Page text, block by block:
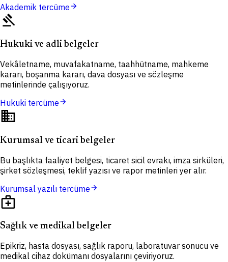
Akademik tercümearrow_forward
gavel
Hukuki ve adli belgeler
Vekâletname, muvafakatname, taahhütname, mahkeme
kararı, boşanma kararı, dava dosyası ve sözleşme
metinlerinde çalışıyoruz.
Hukuki tercümearrow_forward
domain
Kurumsal ve ticari belgeler
Bu başlıkta faaliyet belgesi, ticaret sicil evrakı, imza sirküleri,
şirket sözleşmesi, teklif yazısı ve rapor metinleri yer alır.
Kurumsal yazılı tercümearrow_forward
medical_services
Sağlık ve medikal belgeler
Epikriz, hasta dosyası, sağlık raporu, laboratuvar sonucu ve
medikal cihaz dokümanı dosyalarını çeviriyoruz.